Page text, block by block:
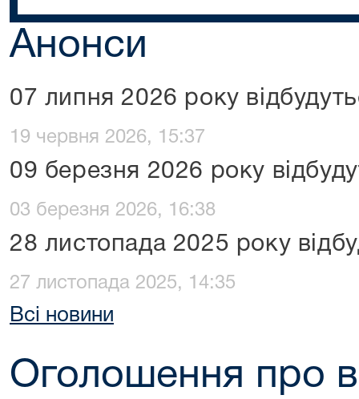
Анонси
07 липня 2026 року
19 червня 2026, 15:37
09 березня 2026 року
03 березня 2026, 16:38
28 листопада 2025 року
27 листопада 2025, 14:35
Всі новини
Оголошення про